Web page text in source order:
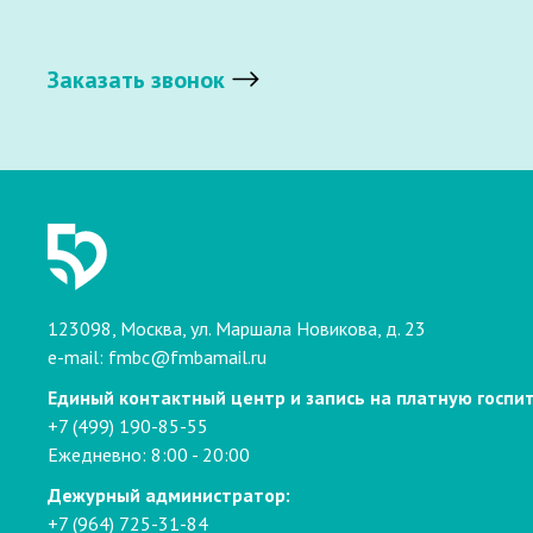
Заказать звонок
123098, Москва, ул. Маршала Новикова, д. 23
e-mail: fmbc@fmbamail.ru
Единый контактный центр и запись на платную
+7 (499) 190-85-55
Ежедневно: 8:00 - 20:00
Дежурный администратор:
+7 (964) 725-31-84